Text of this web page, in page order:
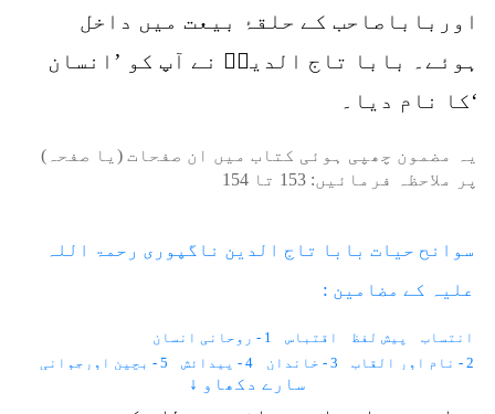
اورباباصاحب کے حلقۂ بیعت میں داخل
ہوئے۔ بابا تاج الدینؒ نے آپ کو ’انسان
‘کا نام دیا۔
یہ مضمون چھپی ہوئی کتاب میں ان صفحات (یا صفحہ)
پر ملاحظہ فرمائیں: 153 تا 154
سوانح حیات بابا تاج الدین ناگپوری رحمۃ اللہ
علیہ کے مضامین :
انتساب پیش لفظ اقتباس
1 - روحانی انسان
2 - نام اور القاب
3 - خاندان 4 - پیدائش
5 - بچپن اورجوانی
سارے دکھاو ↓